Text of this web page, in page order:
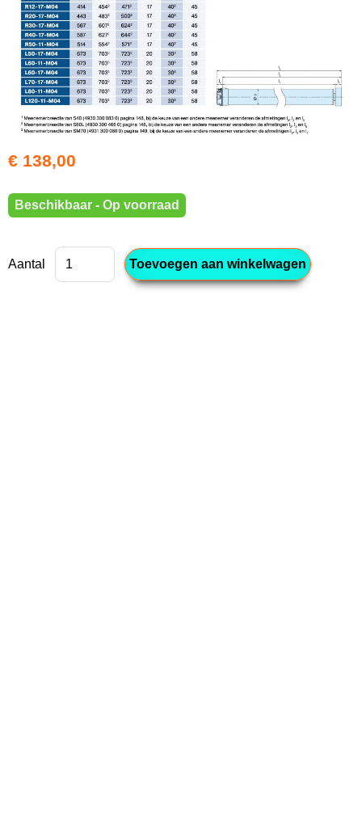
€ 138,00
Beschikbaar - Op voorraad
Aantal